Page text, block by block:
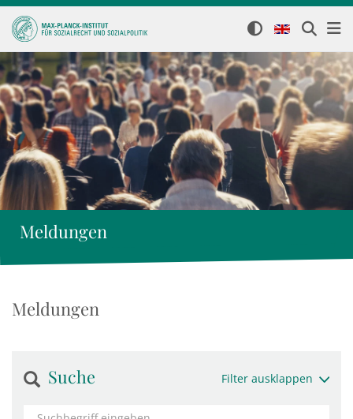
Meldungen
Meldungen
Suche Filter ausklappen